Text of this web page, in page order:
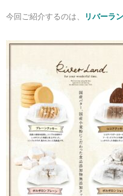
今回ご紹介するのは、 リバーラ